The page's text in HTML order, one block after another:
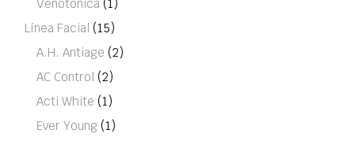
Venotónica (1)
Línea Facial (15)
A.H. Antiage (2)
AC Control (2)
Acti White (1)
Ever Young (1)